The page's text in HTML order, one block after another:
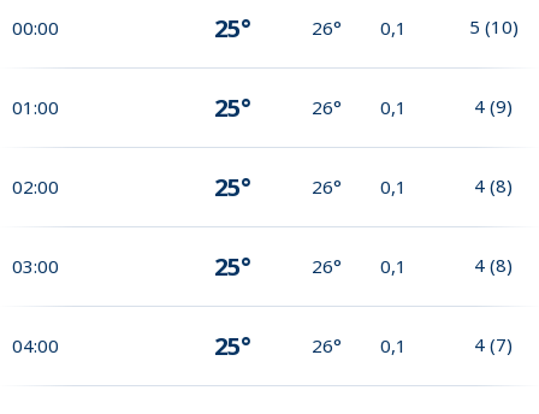
00:00 25° 26° 0,1 5 (10)
01:00 25° 26° 0,1 4 (9)
02:00 25° 26° 0,1 4 (8)
03:00 25° 26° 0,1 4 (8)
04:00 25° 26° 0,1 4 (7)